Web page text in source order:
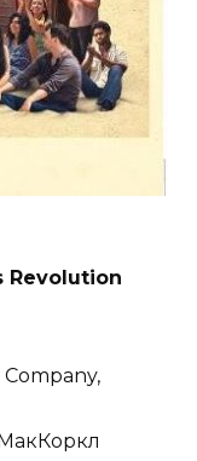
Revolution